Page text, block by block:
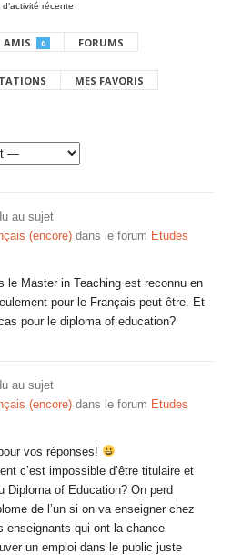
d’activité récente
AMIS 0 FORUMS
MES FAVORIS
au sujet
(encore) dans le forum Etudes
le Master in Teaching est reconnu en
pour le Français peut être. Et
pour le diploma of education?
au sujet
(encore) dans le forum Etudes
vos réponses!
c’est impossible d’être titulaire et
Diploma of Education? On perd
de l’un si on va enseigner chez
enseignants qui ont la chance
un emploi dans le public juste